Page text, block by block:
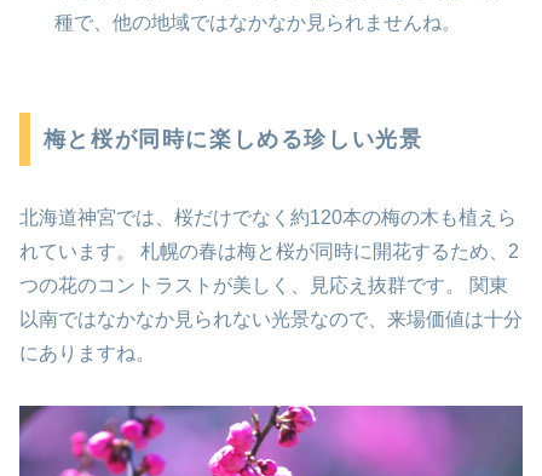
種で、他の地域ではなかなか見られませんね。
梅と桜が同時に楽しめる珍しい光景
北海道神宮では、桜だけでなく約120本の梅の木も植えら
れています。 札幌の春は梅と桜が同時に開花するため、2
つの花のコントラストが美しく、見応え抜群です。 関東
以南ではなかなか見られない光景なので、来場価値は十分
にありますね。